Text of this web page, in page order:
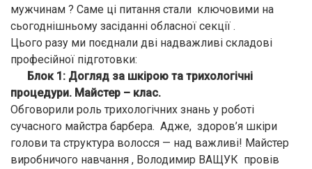
мужчинам ? Саме ці питання стали ключовими на
сьогоднішньому засіданні обласної секції .
Цього разу ми поєднали дві надважливі складові
професійної підготовки:
Блок 1: Догляд за шкірою та трихологічні
процедури. Майстер – клас.
Обговорили роль трихологічних знань у роботі
сучасного майстра барбера. Адже, здоров’я шкіри
голови та структура волосся — над важливі! Майстер
виробничого навчання , Володимир ВАЩУК провів